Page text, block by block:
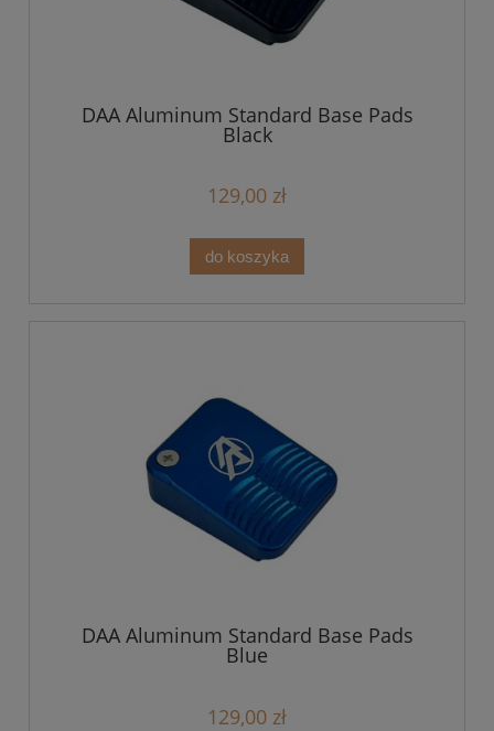
DAA Aluminum Standard Base Pads
Black
129,00 zł
do koszyka
DAA Aluminum Standard Base Pads
Blue
129,00 zł